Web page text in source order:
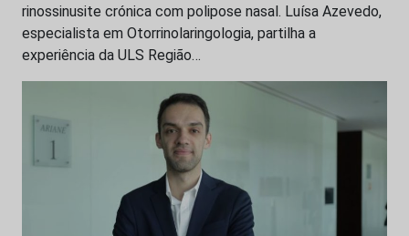
rinossinusite crónica com polipose nasal. Luísa Azevedo,
especialista em Otorrinolaringologia, partilha a
experiência da ULS Região…